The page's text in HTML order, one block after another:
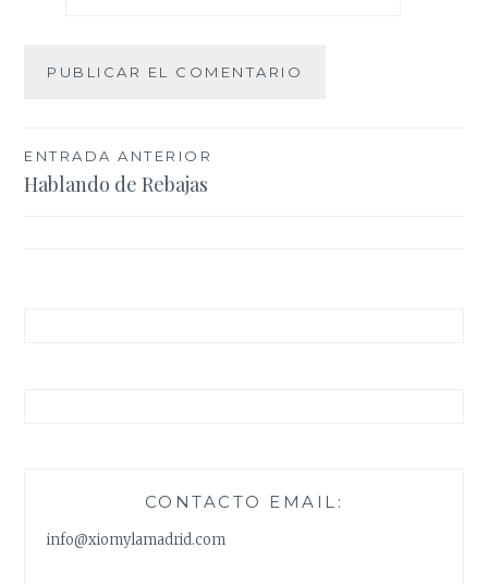
Navegación
de
ENTRADA ANTERIOR
Hablando de Rebajas
CONTACTO EMAIL:
info@xiomylamadrid.com